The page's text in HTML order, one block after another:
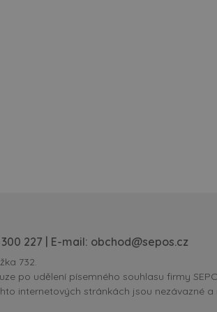
227 | E-mail: obchod@sepos.cz
732.
po udělení písemného souhlasu firmy
internetových stránkách jsou nezávazné